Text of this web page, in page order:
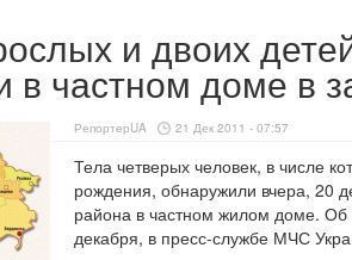
и двоих
в частном доме в
РепортерUA 21 Дек 2011 - 07:57
Тела четверых человек, в числе
рождения, обнаружили вчера, 20
района в частном жилом доме.
декабря, в пресс-службе МЧС